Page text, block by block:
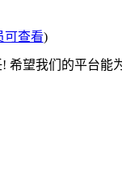
可查看)
望我们的平台能